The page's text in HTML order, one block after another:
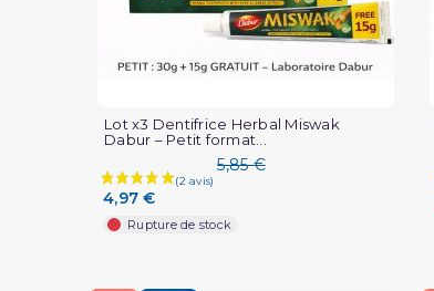
Lot x3 Dentifrice Herbal Miswak
Dabur – Petit format...
5,85 €
4,97 €
Rupture de stock